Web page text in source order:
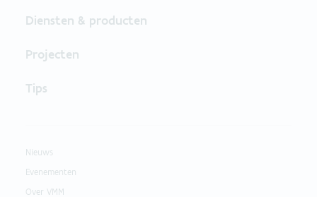
Diensten & producten
Projecten
Tips
Nieuws
Evenementen
Over VMM